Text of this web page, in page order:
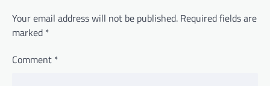
Your email address will not be published. Required fields are
marked *
Comment *